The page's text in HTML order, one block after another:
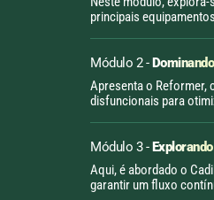
principais
Módulo 2 -
Apresenta o Reformer,
disfuncionais para
Módulo 3 -
Aqui, é abordado o
garantir um fluxo